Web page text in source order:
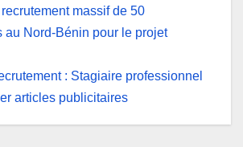
massif de 50
au Nord-Bénin pour le projet
: Stagiaire professionnel
articles publicitaires